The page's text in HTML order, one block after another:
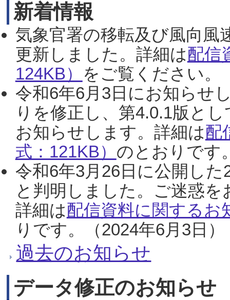
新着情報
気象官署の移転及び風向風
更新しました。詳細は配信
124KB） をご覧ください。
令和6年6月3日にお知らせ
りを修正し、第4.0.1版と
お知らせします。詳細は配
式：121KB） のとおりです
令和6年3月26日に公開し
と判明しました。ご迷惑
詳細は配信資料に関するお
りです。（2024年6月3日）
過去のお知らせ
データ修正のお知らせ